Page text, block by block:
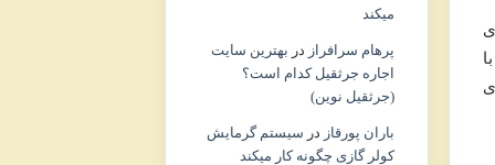
میکند
پرهام سرافراز در بهترین سایت
اجاره جرثقیل کدام است؟
(جرثقیل نوین)
باران پورقاز در سیستم گرمایش
کولر گازی چگونه کار میکند